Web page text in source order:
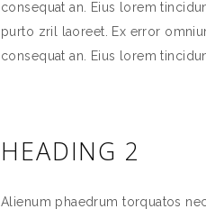
consequat an. Eius lorem
purto zril laoreet. Ex error
consequat an. Eius lorem
HEADING 2
Alienum phaedrum torquatos